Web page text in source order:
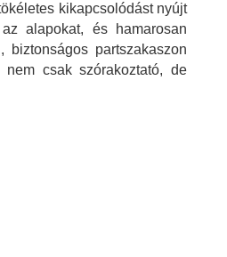
kikapcsolódást nyújt
alapokat, és hamarosan
partszakaszon
csak szórakoztató, de